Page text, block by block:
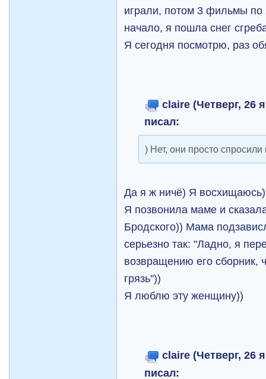
играли, потом 3 фильмы по
начало, я пошла снег
Я сегодня посмотрю, раз
claire (Четверг, 26
писал:
) Нет, они просто
Да я ж ничё) Я восхищаюсь)
Я позвонила маме и
Бродского)) Мама
серьезно так: "Ладно, я
возвращению его сборник,
грязь"))
Я люблю эту женщину))
claire (Четверг, 26
писал: